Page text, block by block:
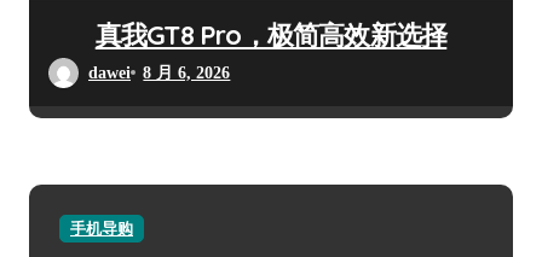
真我GT8 Pro，极简高效新选择
dawei 8 月 6, 2026
手机导购